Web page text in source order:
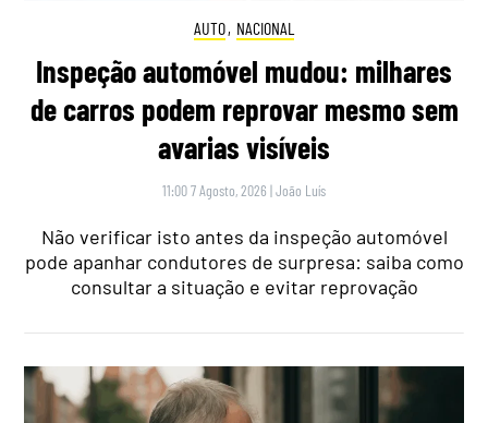
AUTO, NACIONAL
Inspeção automóvel mudou: milhares
de carros podem reprovar mesmo sem
avarias visíveis
11:00 7 Agosto, 2026 |João Luís
Não verificar isto antes da inspeção automóvel
pode apanhar condutores de surpresa: saiba como
consultar a situação e evitar reprovação